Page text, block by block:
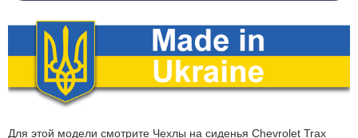
Для этой модели смотрите Чехлы на сиденья Chevrolet Trax